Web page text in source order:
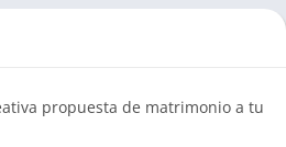
propuesta de matrimonio a tu